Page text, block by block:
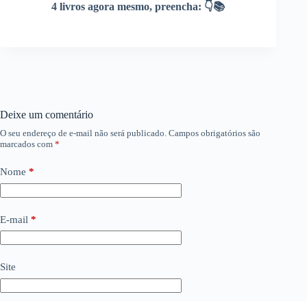
4 livros agora mesmo, preencha: 👇📚
Deixe um comentário
O seu endereço de e-mail não será publicado. Campos obrigatórios são
marcados com *
Nome *
E-mail *
Site